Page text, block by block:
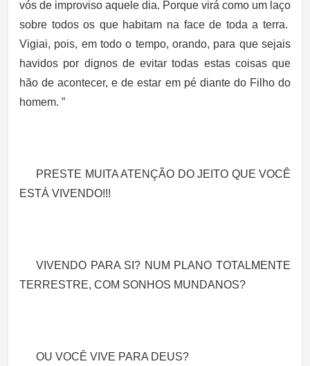
vós de improviso aquele dia. Porque virá como um laço
sobre todos os que habitam na face de toda a terra.
Vigiai, pois, em todo o tempo, orando, para que sejais
havidos por dignos de evitar todas estas coisas que
hão de acontecer, e de estar em pé diante do Filho do
homem. ”
PRESTE MUITA ATENÇÃO DO JEITO QUE VOCÊ
ESTÁ VIVENDO!!!
VIVENDO PARA SI? NUM PLANO TOTALMENTE
TERRESTRE, COM SONHOS MUNDANOS?
OU VOCÊ VIVE PARA DEUS?